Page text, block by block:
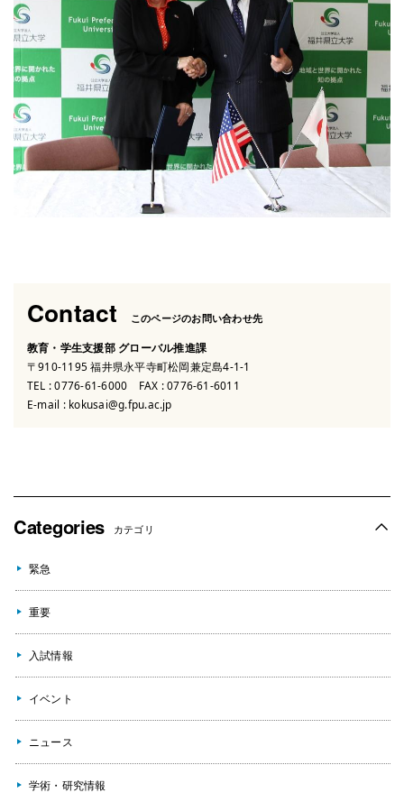
Contact このページのお問い合わせ先
教育・学生支援部 グローバル推進課
〒910-1195 福井県永平寺町松岡兼定島4-1-1
TEL :0776-61-6000 FAX : 0776-61-6011
E-mail : kokusai@g.fpu.ac.jp
Categories カテゴリ
緊急
重要
入試情報
イベント
ニュース
学術・研究情報